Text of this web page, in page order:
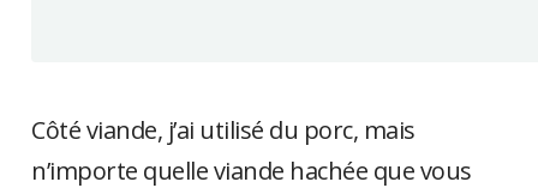
Côté viande, j’ai utilisé du porc, mais
n’importe quelle viande hachée que vous